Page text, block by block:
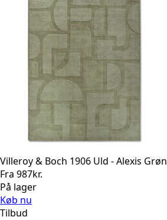
Villeroy & Boch 1906 Uld - Alexis Grøn
Fra 987kr.
På lager
Køb nu
Tilbud